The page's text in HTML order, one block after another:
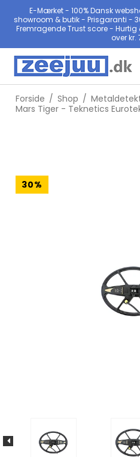
E-Mærket - 100% Dansk
showroom & butik - Prisgaranti -
Fremragende Trust score -
over kr.
Forside / Shop /
Mars Tiger - Teknetics
30%